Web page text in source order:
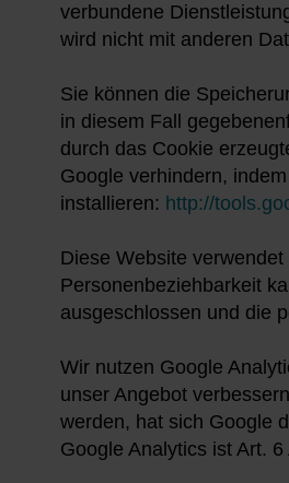
verbundene
wird nicht mit anderen
Sie können die
in diesem Fall
durch das Cookie
Google verhindern,
installieren: http://
Diese Website
Personenbeziehbarkeit
ausgeschlossen und die
Wir nutzen Google
unser Angebot
werden, hat sich Google
Google Analytics ist Art.